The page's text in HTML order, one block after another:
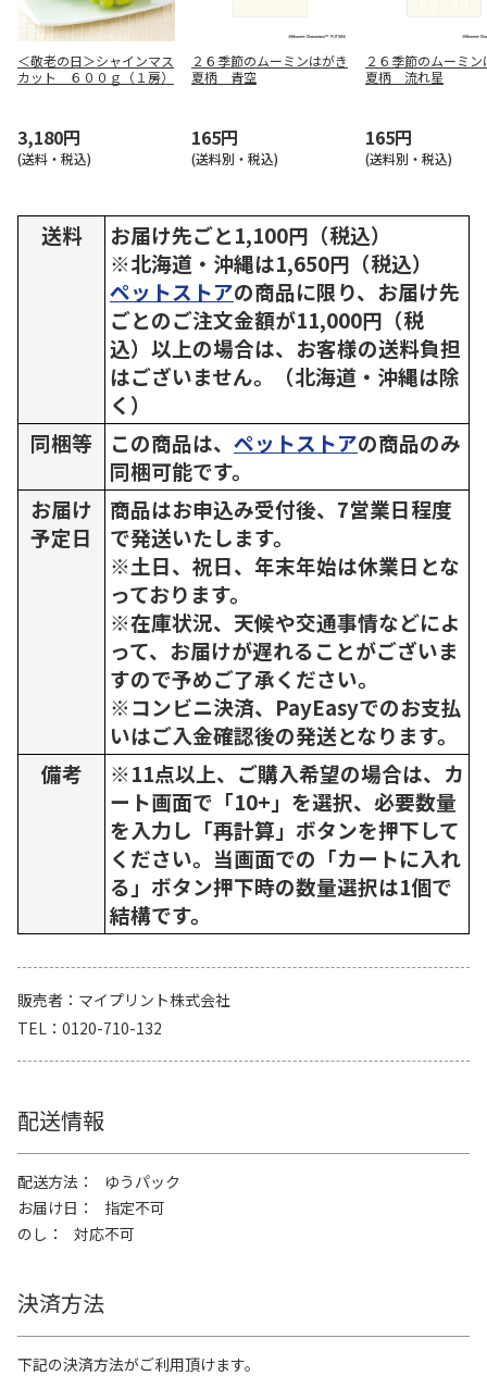
＜敬老の日＞シャインマス
カット ６００ｇ（１房）
3,180円
(送料・税込)
２６季節のムーミンはがき
夏柄 青空
165円
(送料別・税込)
２６季節のムーミ
夏柄 流れ星
165円
(送料別・税込)
送料
お届け先ごと1,100円（税込）
※北海道・沖縄は1,650円（税込）
ペットストアの商品に限り、お届け先
ごとのご注文金額が11,000円（税
込）以上の場合は、お客様の送料負担
はございません。（北海道・沖縄は除
く）
同梱等
この商品は、 ペットストアの商品のみ
同梱可能です。
お届け
予定日
商品はお申込み受付後、7営業日程度
で発送いたします。
※土日、祝日、年末年始は休業日とな
っております。
※在庫状況、天候や交通事情などによ
って、お届けが遅れることがございま
すので予めご了承ください。
※コンビニ決済、PayEasyでのお支払
いはご入金確認後の発送となります。
備考
※11点以上、ご購入希望の場合は、カ
ート画面で「10+」を選択、必要数量
を入力し「再計算」ボタンを押下して
ください。当画面での「カートに入れ
る」ボタン押下時の数量選択は1個で
結構です。
販売者
マイプリント株式会社
TEL
0120-710-132
配送情報
配送方法
ゆうパック
お届け日
指定不可
のし
対応不可
決済方法
下記の決済方法がご利用頂けます。